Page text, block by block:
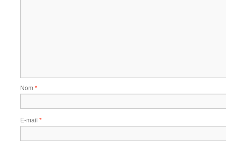
Nom *
E-mail *